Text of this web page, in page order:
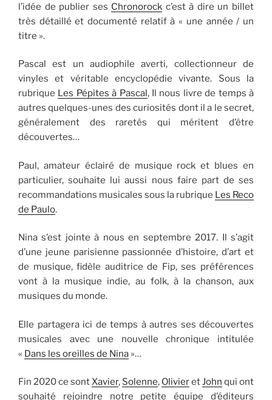
l’idée de publier ses Chronorock c’est à dire un billet
très détaillé et documenté relatif à « une année / un
titre ».
Pascal est un audiophile averti, collectionneur de
vinyles et véritable encyclopédie vivante. Sous la
rubrique Les Pépites à Pascal, Il nous livre de temps à
autres quelques-unes des curiosités dont il a le secret,
généralement des raretés qui méritent d’être
découvertes…
Paul, amateur éclairé de musique rock et blues en
particulier, souhaite lui aussi nous faire part de ses
recommandations musicales sous la rubrique Les Reco
de Paulo.
Nina s’est jointe à nous en septembre 2017. Il s’agit
d’une jeune parisienne passionnée d’histoire, d’art et
de musique, fidèle auditrice de Fip, ses préférences
vont à la musique indie, au folk, à la chanson, aux
musiques du monde.
Elle partagera ici de temps à autres ses découvertes
musicales avec une nouvelle chronique intitulée
« Dans les oreilles de Nina »…
Fin 2020 ce sontXavier, Solenne, OlivieretJohn qui ont
souhaité rejoindre notre petite équipe d’éditeurs